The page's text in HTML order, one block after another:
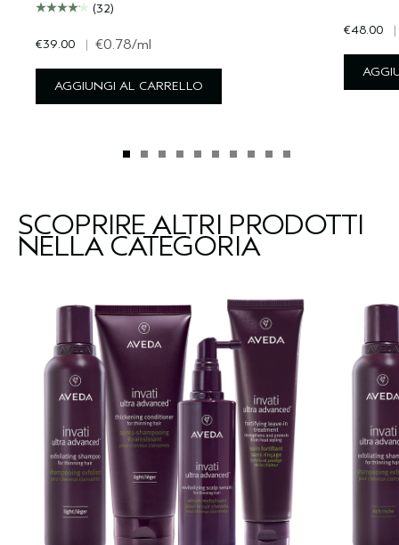
(32)
€39.00 | €0.78/ml
AGGIUNGI AL CARRELLO
€48.00 |
SCOPRIRE ALTRI PRODOTTI
NELLA CATEGORIA